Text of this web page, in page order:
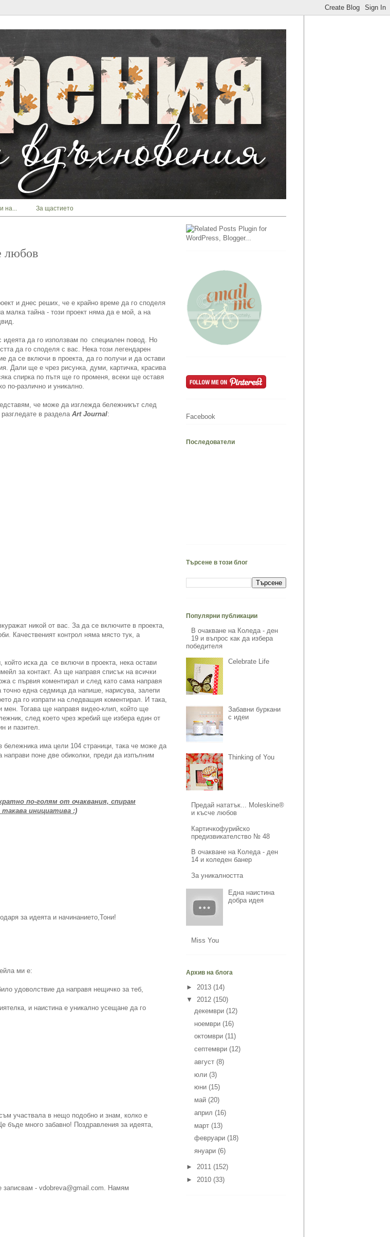
на... За щастието
любов
и днес реших, че е крайно време да го споделя
малка тайна - този проект няма да е мой, а на
идеята да го използвам по специален повод. Но
да го споделя с вас. Нека този легендарен
да се включи в проекта, да го получи и да остави
Дали ще е чрез рисунка, думи, картичка, красива
спирка по пътя ще го променя, всеки ще оставя
по-различно и уникално.
че може да изглежда бележникът след
в разделаArt Journal:
никой от вас. За да се включите в проекта,
Качественият контрол няма място тук, а
иска да се включи в проекта, нека остави
за контакт. Аз ще направя списък на всички
с първия коментирал и след като сама направя
една седмица да напише, нарисува, залепи
да го изпрати на следващия коментирал. И така,
мен. Тогава ще направя видео-клип, който ще
след което чрез жребий ще избера един от
и пазител.
бележника има цели 104 страници, така че може да
поне две обиколки, преди да изпълним
по-голям от очаквания, спирам
инициатива :)
за идеята и начинанието,Тони!
ми е:
удоволствие да направя нещичко за теб,
и наистина е уникално усещане да го
участвала в нещо подобно и знам, колко е
бъде много забавно! Поздравления за идеята,
записвам - vdobreva@gmail.com. Намям
Facebook
Последователи
Търсене в този блог
Популярни публикации
В очакване на Коледа - ден
19 и въпрос как да избера
победителя
Celebrate Life
Забавни буркани
с идеи
Thinking of You
Предай нататък... Moleskine®
и късче любов
Картичкофурийско
предизвикателство № 48
В очакване на Коледа - ден
14 и коледен банер
За уникалността
Една наистина
добра идея
Miss You
Архив на блога
► 2013 (14)
▼ 2012 (150)
декември (12)
ноември (16)
октомври (11)
септември (12)
август (8)
юли (3)
юни (15)
май (20)
април (16)
март (13)
февруари (18)
януари (6)
► 2011 (152)
► 2010 (33)